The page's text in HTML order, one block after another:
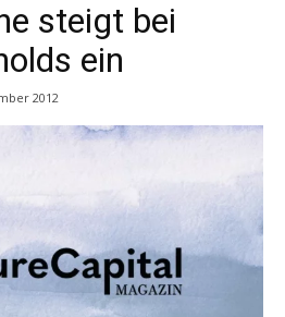
steigt bei
ein
2012